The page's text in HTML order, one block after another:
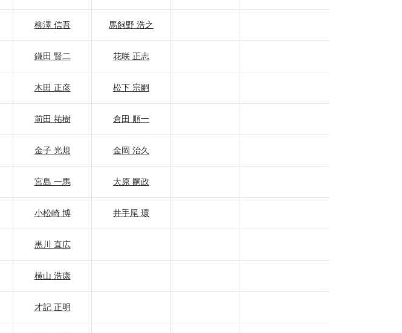
柳澤 信吾 馬飼野 浩之
鎌田 賢二 花咲 正志
木田 正彦 松下 宗嗣
前田 祐樹 倉田 順一
金子 光規 金岡 治久
宮島 一馬 大原 嗣政
小松崎 博 井手尾 環
黒川 直広
横山 浩康
才記 正明